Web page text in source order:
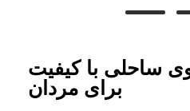
ساحلی با کیفیت
برای مردان